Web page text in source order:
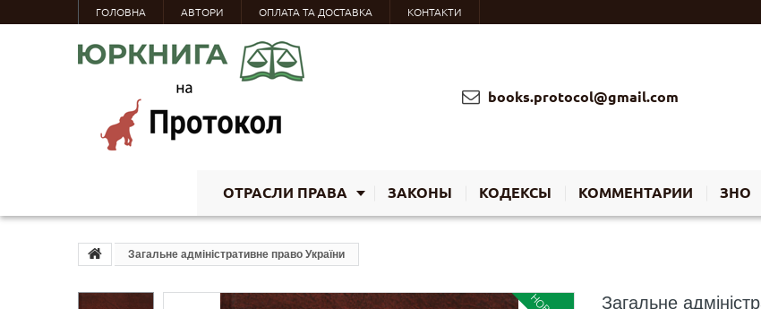
ГОЛОВНА АВТОРИ ОПЛАТА ТА ДОСТАВКА КОНТАКТИ
books.protocol@gmail.com
ОТРАСЛИ ПРАВА ЗАКОНЫ КОДЕКСЫ КОММЕНТАРИИ ЗНО
Загальне адміністративне право України
Загальне